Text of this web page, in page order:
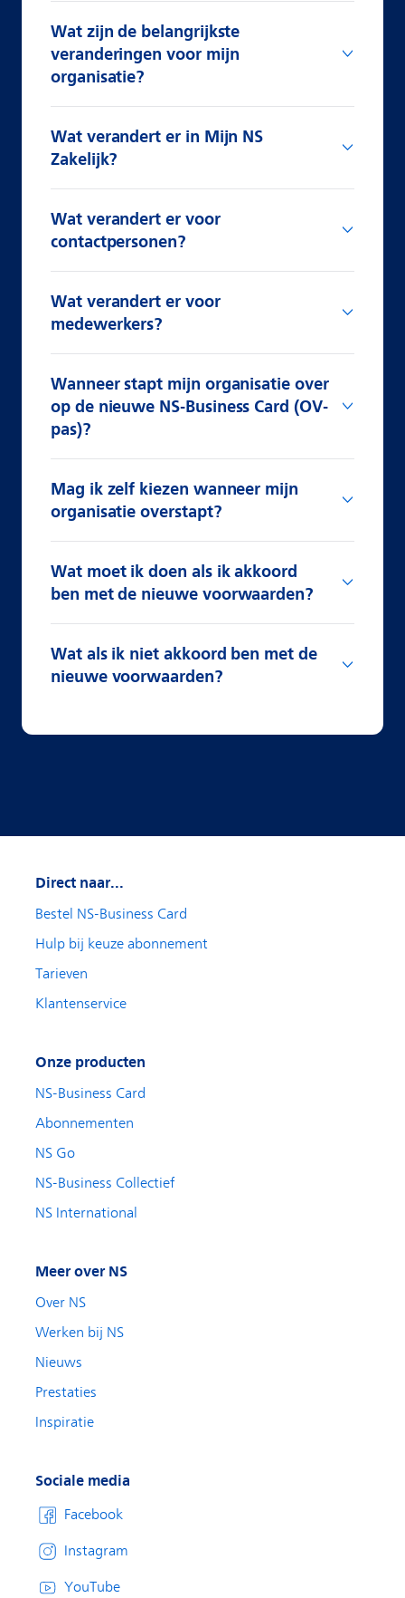
Wat zijn de belangrijkste
veranderingen voor mijn
organisatie?
Wat verandert er in Mijn NS
Zakelijk?
Wat verandert er voor
contactpersonen?
Wat verandert er voor
medewerkers?
Wanneer stapt mijn organisatie over
op de nieuwe NS-Business Card (OV-
pas)?
Mag ik zelf kiezen wanneer mijn
organisatie overstapt?
Wat moet ik doen als ik akkoord
ben met de nieuwe voorwaarden?
Wat als ik niet akkoord ben met de
nieuwe voorwaarden?
Direct naar...
Bestel NS-Business Card
Hulp bij keuze abonnement
Tarieven
Klantenservice
Onze producten
NS-Business Card
Abonnementen
NS Go
NS-Business Collectief
NS International
Meer over NS
Over NS
Werken bij NS
Nieuws
Prestaties
Inspiratie
Sociale media
Facebook
Instagram
YouTube